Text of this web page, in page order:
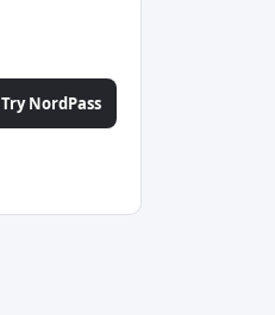
Try NordPass